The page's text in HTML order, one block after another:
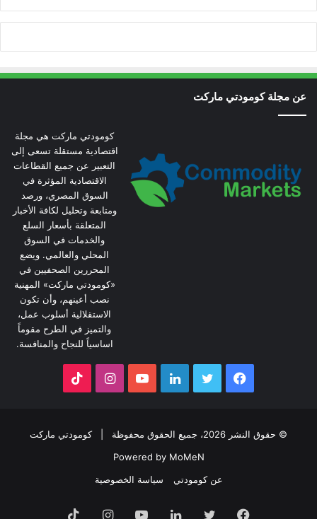
عن مجلة كومودتي ماركت
كومودتي ماركت هي مجلة
اقتصادية مستقلة تسعى إلى
التعبير عن جميع القطاعات
الاقتصادية المؤثرة في
السوق المصري، ورصد
ومتابعة وتحليل لكافة الأخبار
المتعلقة بأسعار السلع
والخدمات في السوق
المحلي والعالمي. ويضع
المحررين الصحفيين في
«كومودتي ماركت» المهنية
نصب أعينهم، وأن تكون
الاستقلالية أسلوب عمل،
والتميز في الطرح مقوماً
اساسياً للنجاح والمنافسة.
فيسبوك تويتر لينكدإنيوتيوبانستقرام
© حقوق النشر 2026، جميع الحقوق محفوظة |
كومودتي ماركت
Powered by MoMeN
عن كومودتي
سياسة الخصوصية
فيسبوك تويتر لينكدإنيوتيوبانستقرام